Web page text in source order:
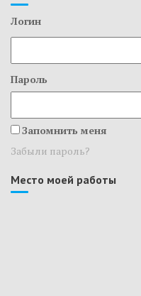
Логин
Пароль
Запомнить меня
Забыли пароль?
Место моей работы